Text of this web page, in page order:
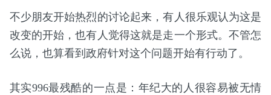
不少朋友开始热烈的讨论起来，有人很乐观认为这是
改变的开始，也有人觉得这就是走一个形式。不管怎
么说，也算看到政府针对这个问题开始有行动了。
其实996最残酷的一点是：年纪大的人很容易被无情